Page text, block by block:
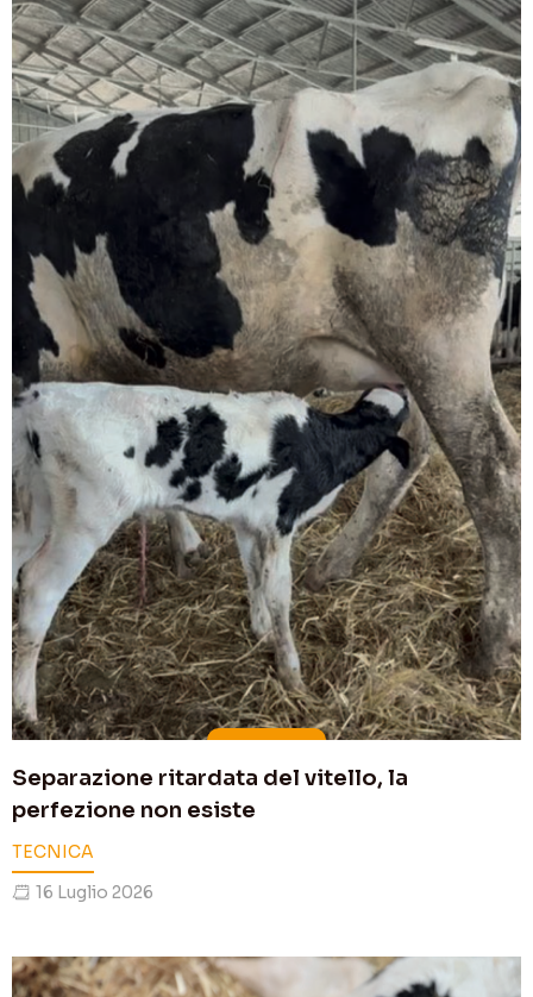
Separazione ritardata del vitello, la
perfezione non esiste
TECNICA
16 Luglio 2026